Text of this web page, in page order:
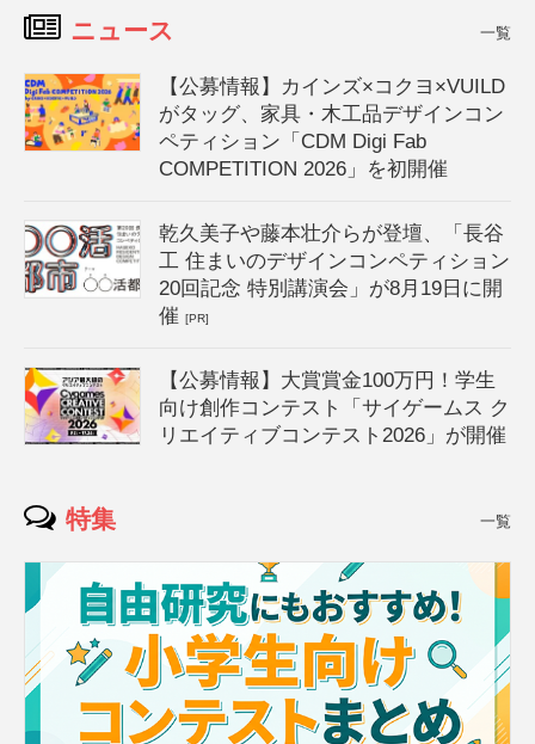
ニュース 一覧
【公募情報】カインズ×コクヨ×VUILD
がタッグ、家具・木工品デザインコン
ペティション「CDM Digi Fab
COMPETITION 2026」を初開催
乾久美子や藤本壮介らが登壇、「長谷
工 住まいのデザインコンペティション
20回記念 特別講演会」が8月19日に開
催[PR]
【公募情報】大賞賞金100万円！学生
向け創作コンテスト「サイゲームス ク
リエイティブコンテスト2026」が開催
特集 一覧